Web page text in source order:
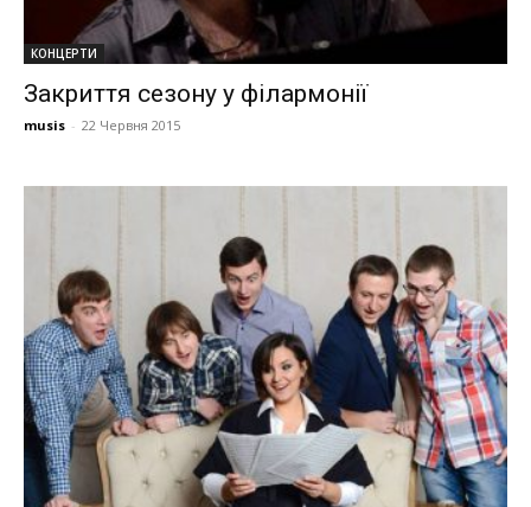
КОНЦЕРТИ
Закриття сезону у філармонії
musis - 22 Червня 2015